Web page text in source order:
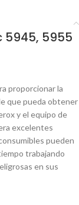
5945, 5955
proporcionar la
que pueda obtener
y el equipo de
excelentes
pueden
trabajando
en sus